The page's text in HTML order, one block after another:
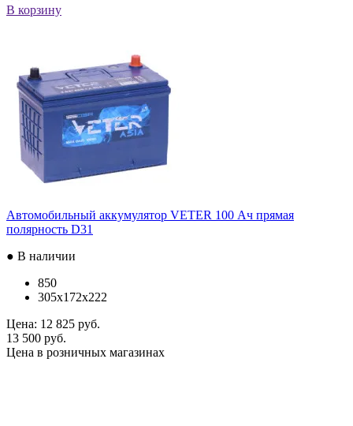
В корзину
Автомобильный аккумулятор VETER 100 Ач прямая
полярность D31
● В наличии
850
305x172x222
Цена: 12 825 руб.
13 500 руб.
Цена в розничных магазинах